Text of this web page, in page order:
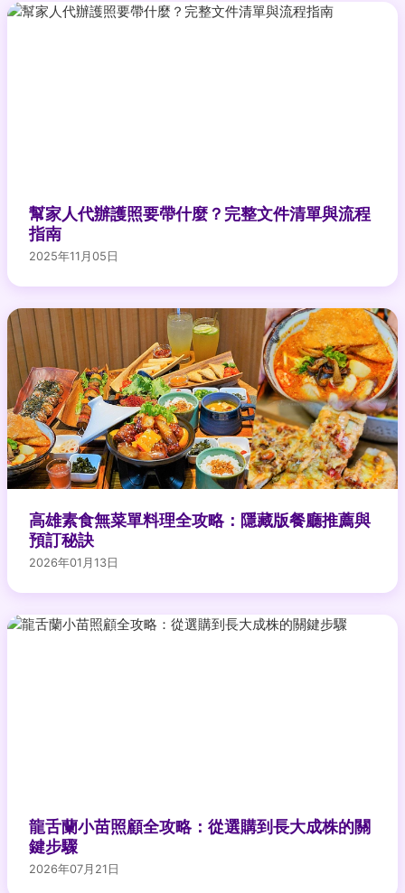
幫家人代辦護照要帶什麼？完整文件清單與流程
指南
2025年11月05日
高雄素食無菜單料理全攻略：隱藏版餐廳推薦與
預訂秘訣
2026年01月13日
龍舌蘭小苗照顧全攻略：從選購到長大成株的關
鍵步驟
2026年07月21日